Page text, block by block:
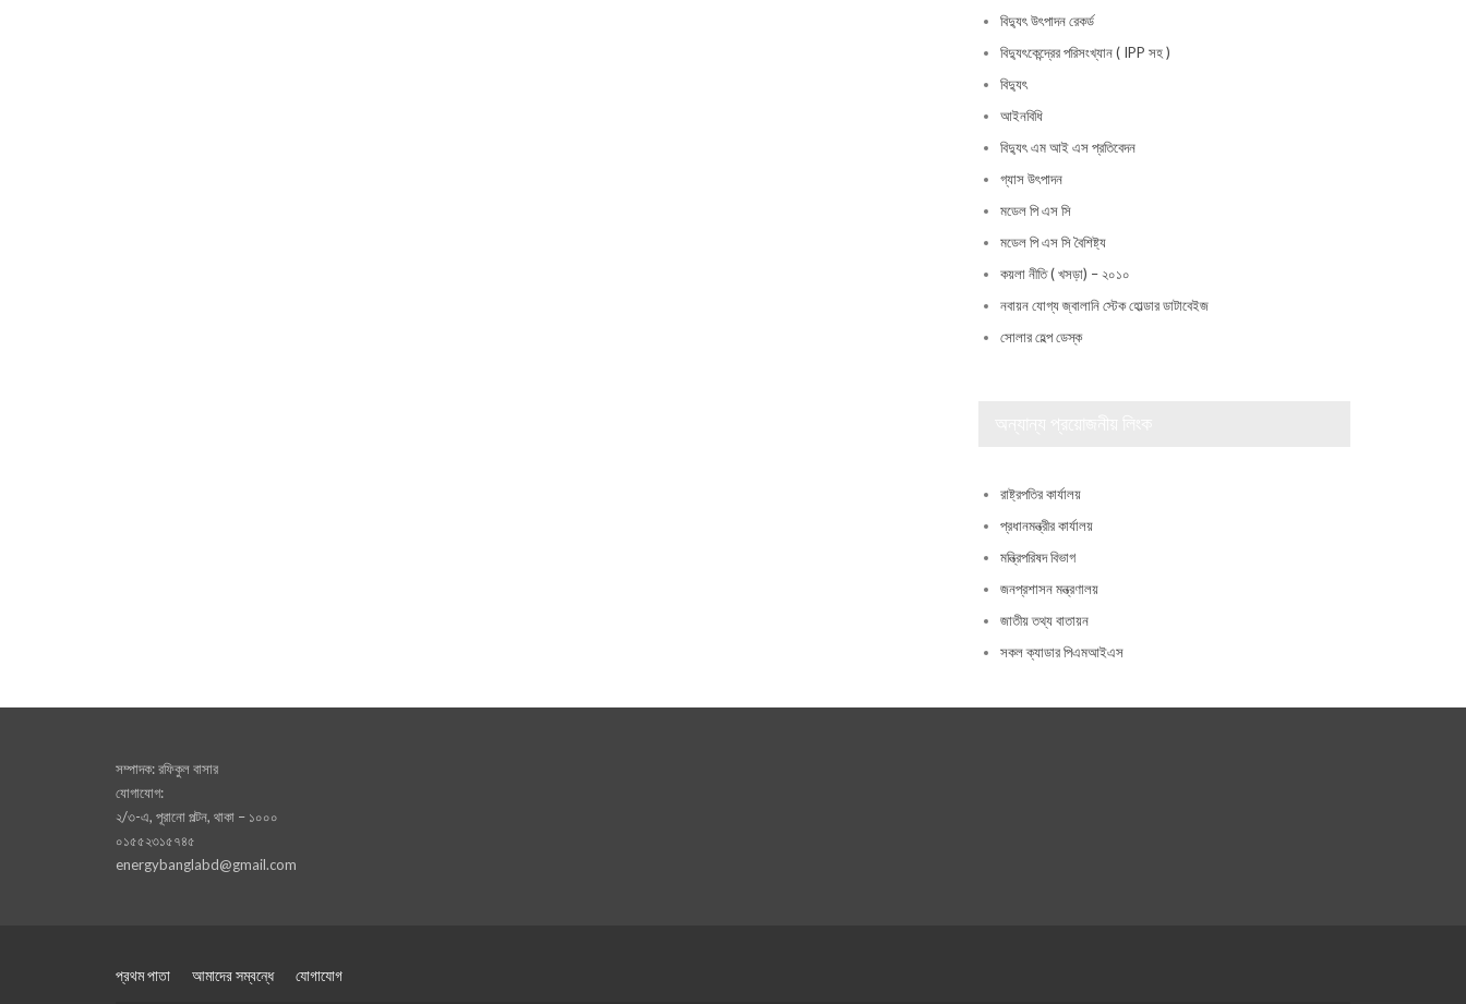
বিদ্যুৎ উৎপাদন রেকর্ড
বিদ্যুৎকেন্দ্রের পরিসংখ্যান ( IPP সহ )
বিদ্যুৎ
আইনবিধি
বিদ্যুৎ এম আই এস প্রতিবেদন
গ্যাস উৎপাদন
মডেল পি এস সি
মডেল পি এস সি বৈশিষ্ট্য
কয়লা নীতি ( খসড়া) – ২০১০
নবায়ন যোগ্য জ্বালানি স্টেক হোল্ডার ডাটাবেইজ
সোলার হেল্প ডেস্ক
রাষ্ট্রপতির কার্যালয়
প্রধানমন্ত্রীর কার্যালয়
মন্ত্রিপরিষদ বিভাগ
জনপ্রশাসন মন্ত্রণালয়
জাতীয় তথ্য বাতায়ন
সকল ক্যাডার পিএমআইএস
সম্পাদক: রফিকুল বাসার
যোগাযোগ:
২/৩-এ, পূরানো পল্টন, থাকা – ১০০০
০১৫৫২৩১৫৭৪৫
energybanglabd@gmail.com
প্রথম পাতা আমাদের সম্বন্ধে যোগাযোগ